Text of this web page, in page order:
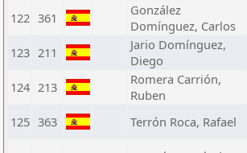
122 361
González
Domínguez, Carlos
123 211
Jario Domínguez,
Diego
124 213
Romera Carrión,
Ruben
125 363 Terrón Roca, Rafael